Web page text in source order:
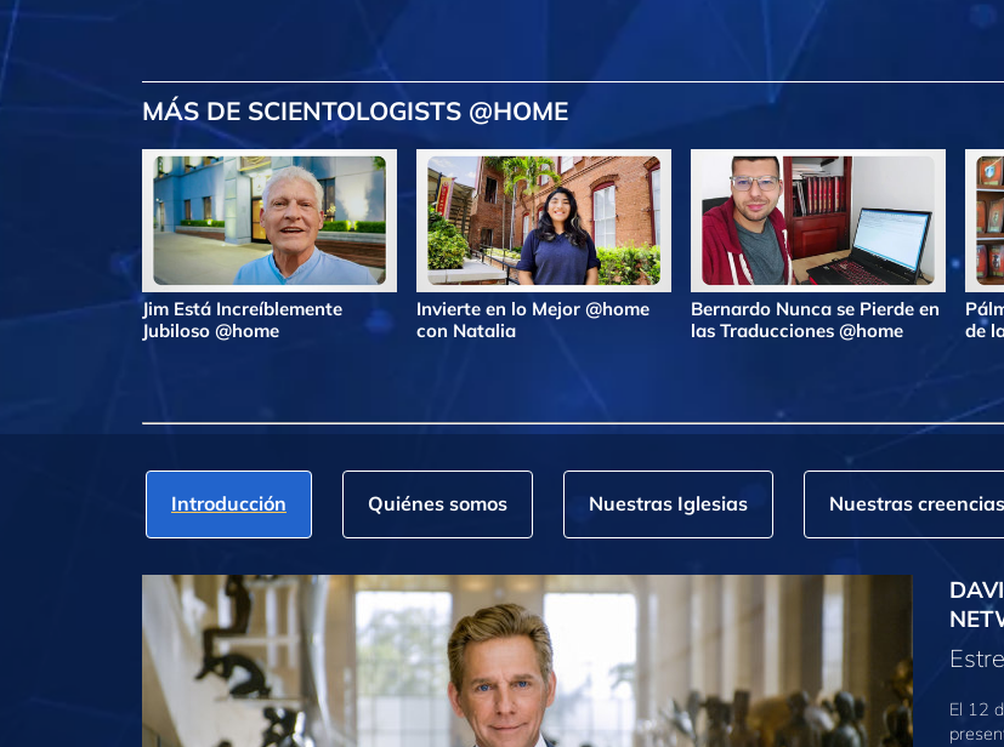
MÁS DE SCIENTOLOGISTS @HOME
Jim Está Increíblemente
Jubiloso @home
Invierte en lo Mejor @home
con Natalia
Bernardo Nunca se Pierde en
las Traducciones @home
de
Introducción Quiénes somos Nuestras Iglesias Nuestras creencias
El 12